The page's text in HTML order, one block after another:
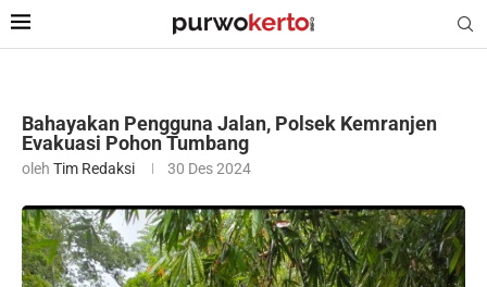
Bahayakan Pengguna Jalan, Polsek Kemranjen
Evakuasi Pohon Tumbang
oleh Tim Redaksi 30 Des 2024